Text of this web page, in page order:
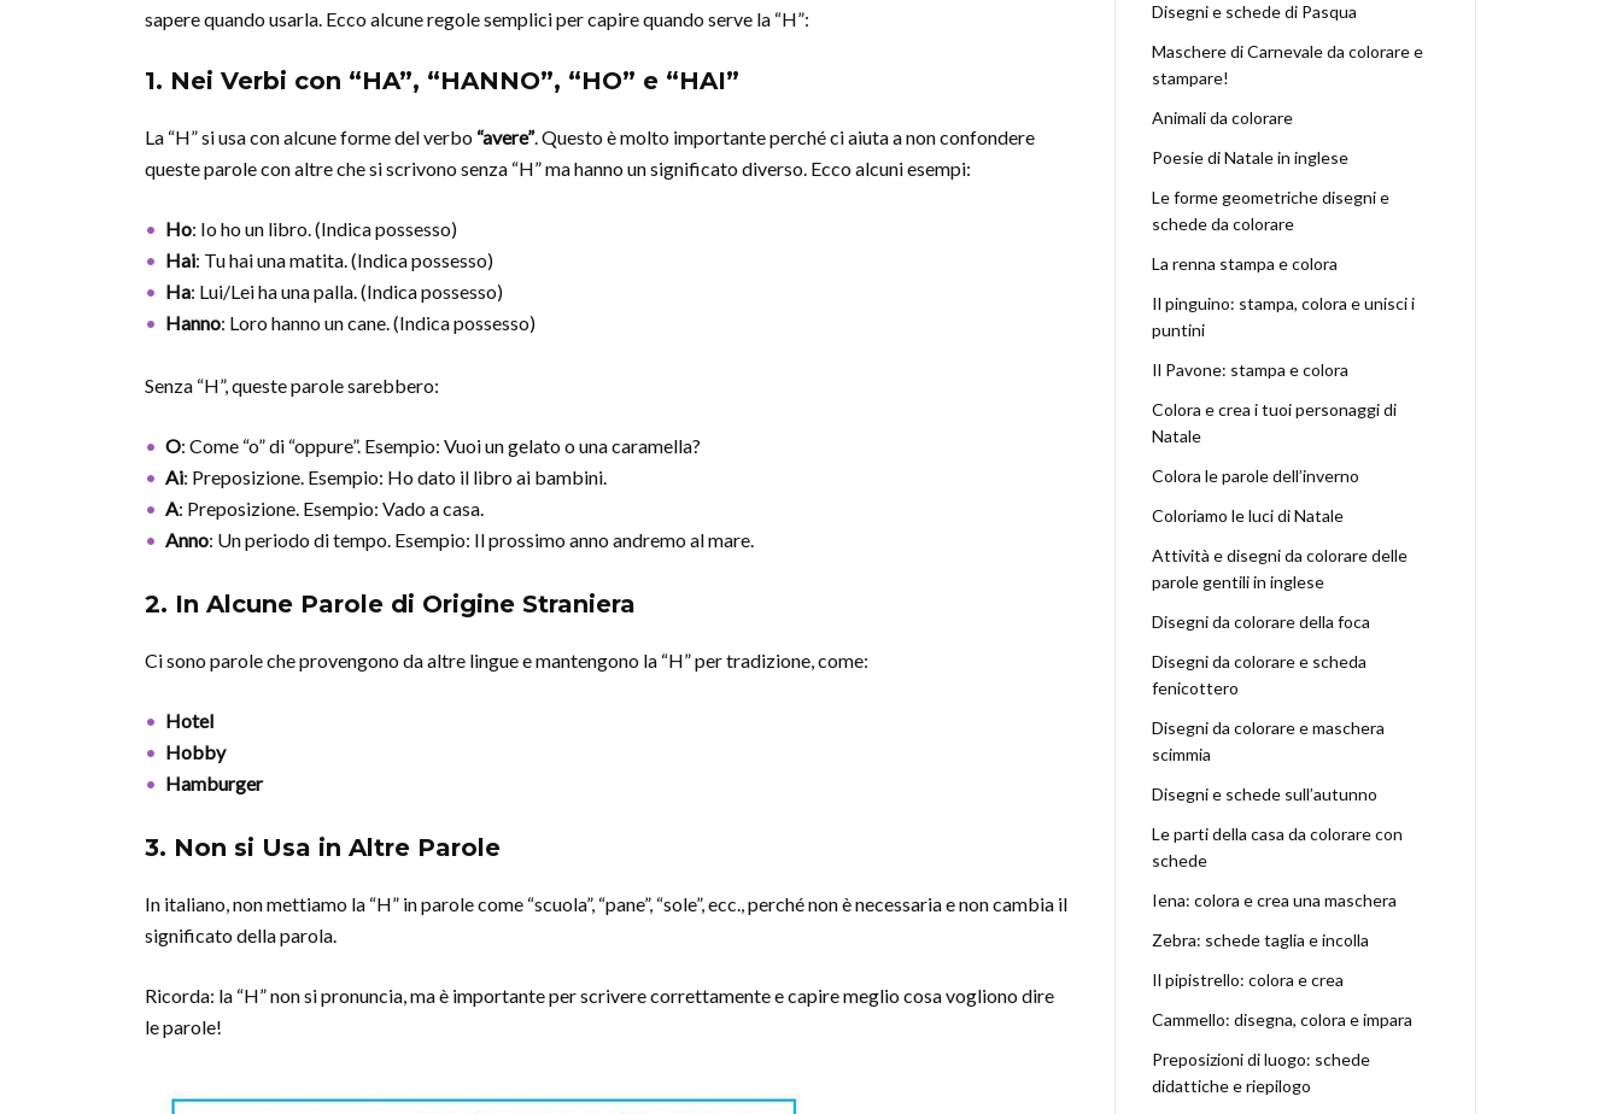
sapere quando usarla. Ecco alcune regole semplici per capire quando serve la “H”:
1. Nei Verbi con “HA”, “HANNO”, “HO” e “HAI”
La “H” si usa con alcune forme del verbo “avere”. Questo è molto importante perché ci aiuta a non confondere
queste parole con altre che si scrivono senza “H” ma hanno un significato diverso. Ecco alcuni esempi:
Ho: Io ho un libro. (Indica possesso)
Hai: Tu hai una matita. (Indica possesso)
Ha: Lui/Lei ha una palla. (Indica possesso)
Hanno: Loro hanno un cane. (Indica possesso)
Senza “H”, queste parole sarebbero:
O: Come “o” di “oppure”. Esempio: Vuoi un gelato o una caramella?
Ai: Preposizione. Esempio: Ho dato il libro ai bambini.
A: Preposizione. Esempio: Vado a casa.
Anno: Un periodo di tempo. Esempio: Il prossimo anno andremo al mare.
2. In Alcune Parole di Origine Straniera
Ci sono parole che provengono da altre lingue e mantengono la “H” per tradizione, come:
Hotel
Hobby
Hamburger
3. Non si Usa in Altre Parole
In italiano, non mettiamo la “H” in parole come “scuola”, “pane”, “sole”, ecc., perché non è necessaria e non cambia il
significato della parola.
Ricorda: la “H” non si pronuncia, ma è importante per scrivere correttamente e capire meglio cosa vogliono dire
le parole!
Disegni e schede di Pasqua
Maschere di Carnevale da colorare e
stampare!
Animali da colorare
Poesie di Natale in inglese
Le forme geometriche disegni e
schede da colorare
La renna stampa e colora
Il pinguino: stampa, colora e unisci i
puntini
Il Pavone: stampa e colora
Colora e crea i tuoi personaggi di
Natale
Colora le parole dell’inverno
Coloriamo le luci di Natale
Attività e disegni da colorare delle
parole gentili in inglese
Disegni da colorare della foca
Disegni da colorare e scheda
fenicottero
Disegni da colorare e maschera
scimmia
Disegni e schede sull’autunno
Le parti della casa da colorare con
schede
Iena: colora e crea una maschera
Zebra: schede taglia e incolla
Il pipistrello: colora e crea
Cammello: disegna, colora e impara
Preposizioni di luogo: schede
didattiche e riepilogo